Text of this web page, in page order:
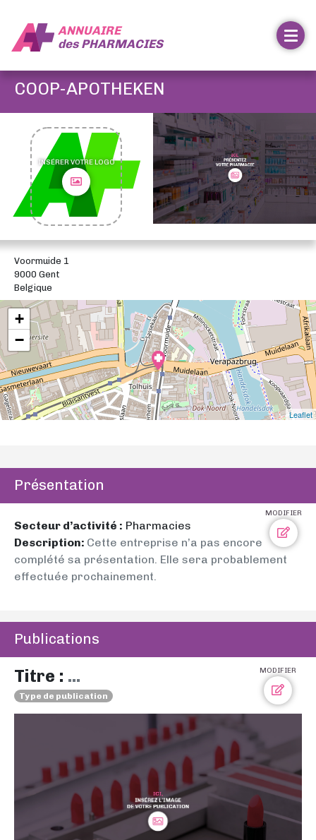
ANNUAIRE
desPHARMACIES
COOP-APOTHEKEN
INSÉRER VOTRE LOGO
Voormuide 1
9000 Gent
Belgique
+
−
Leaflet
Présentation
MODIFIER
Secteur d’activité : Pharmacies
Description: Cette entreprise n’a pas encore
complété sa présentation. Elle sera probablement
effectuée prochainement.
Publications
MODIFIER
Titre : ...
Type de publication